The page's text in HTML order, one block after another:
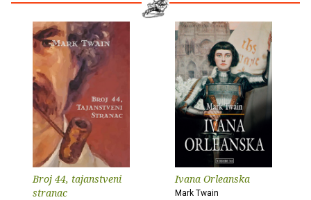
Broj 44, tajanstveni
stranac
Ivana Orleanska
Mark Twain